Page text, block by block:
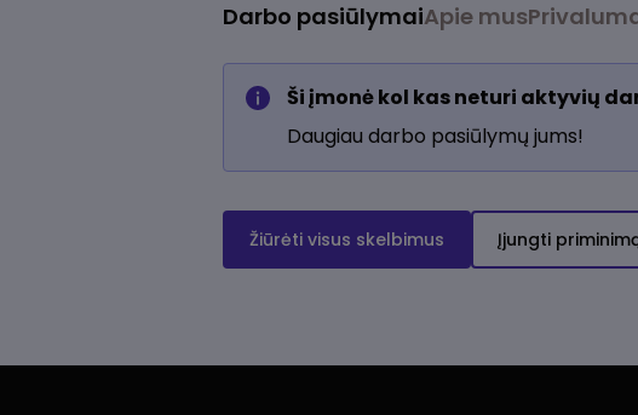
Darbo pasiūlymaiApie mus
Ši įmonė kol kas neturi aktyvių
Daugiau darbo pasiūlymų jums!
Žiūrėti visus skelbimus Įjungti